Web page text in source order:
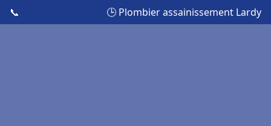
📞 🕒 Plombier assainissement Lardy